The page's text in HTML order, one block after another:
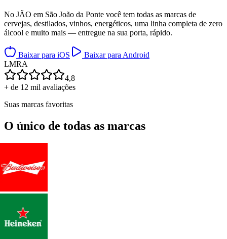
No JÃO em São João da Ponte você tem todas as marcas de
cervejas, destilados, vinhos, energéticos, uma linha completa de zero
álcool e muito mais — entregue na sua porta, rápido.
Baixar para iOS
Baixar para Android
LMRA
4,8
+ de 12 mil avaliações
Suas marcas favoritas
O único de todas as marcas